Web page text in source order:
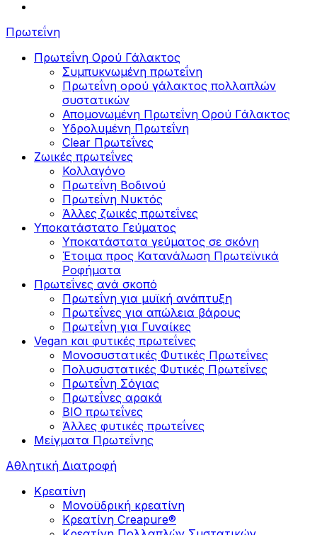
Πρωτεΐνη
Πρωτεΐνη Ορού Γάλακτος
Συμπυκνωμένη πρωτεΐνη
Πρωτεΐνη ορού γάλακτος πολλαπλών
συστατικών
Απομονωμένη Πρωτεΐνη Ορού Γάλακτος
Υδρολυμένη Πρωτεΐνη
Clear Πρωτεΐνες
Ζωικές πρωτεΐνες
Κολλαγόνο
Πρωτεΐνη Βοδινού
Πρωτεΐνη Νυκτός
Άλλες ζωικές πρωτεΐνες
Υποκατάστατο Γεύματος
Υποκατάστατα γεύματος σε σκόνη
Έτοιμα προς Κατανάλωση Πρωτεϊνικά
Ροφήματα
Πρωτεΐνες ανά σκοπό
Πρωτεΐνη για μυϊκή ανάπτυξη
Πρωτεΐνες για απώλεια βάρους
Πρωτεΐνη για Γυναίκες
Vegan και φυτικές πρωτεΐνες
Μονοσυστατικές Φυτικές Πρωτεΐνες
Πολυσυστατικές Φυτικές Πρωτεΐνες
Πρωτεΐνη Σόγιας
Πρωτεΐνες αρακά
ΒIO πρωτεΐνες
Άλλες φυτικές πρωτεΐνες
Μείγματα Πρωτεΐνης
Αθλητική Διατροφή
Κρεατίνη
Μονοϋδρική κρεατίνη
Κρεατίνη Creapure®